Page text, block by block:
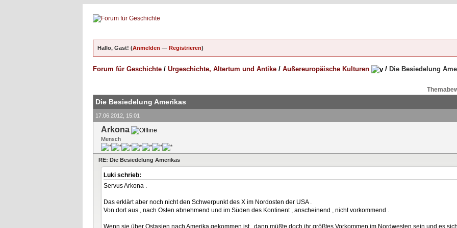
Hallo, Gast! (Anmelden — Registrieren)
Forum für Geschichte / Urgeschichte, Altertum und Antike / Außereuropäische Kulturen / Die Besiedelung
Die Besiedelung Amerikas
17.06.2012, 15:01
Arkona
Mensch
RE: Die Besiedelung Amerikas
Luki schrieb:
Servus Arkona .
Das erklärt aber noch nicht den Schwerpunkt des X im Nordosten der USA .
Von dort aus , nach Osten abnehmend und im Süden des Kontinent , anscheinend , nicht vorkommend .